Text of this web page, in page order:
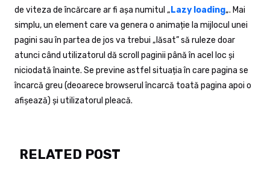
de viteza de încărcare ar fi așa numitul „ Lazy loading„. Mai
simplu, un element care va genera o animație la mijlocul unei
pagini sau în partea de jos va trebui „lăsat” să ruleze doar
atunci când utilizatorul dă scroll paginii până în acel loc și
niciodată înainte. Se previne astfel situația în care pagina se
încarcă greu (deoarece browserul încarcă toată pagina apoi o
afișează) și utilizatorul pleacă.
RELATED POST